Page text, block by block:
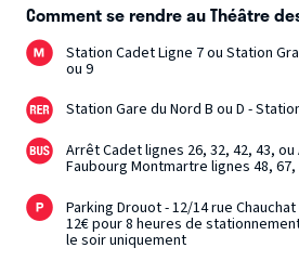
Comment se rendre au Théâtre
Station Cadet Ligne 7 ou Station
ou 9
Station Gare du Nord B ou D -
Arrêt Cadet lignes 26, 32, 42, 43,
Faubourg Montmartre lignes 48, 67,
Parking Drouot - 12/14 rue
12€ pour 8 heures de
le soir uniquement